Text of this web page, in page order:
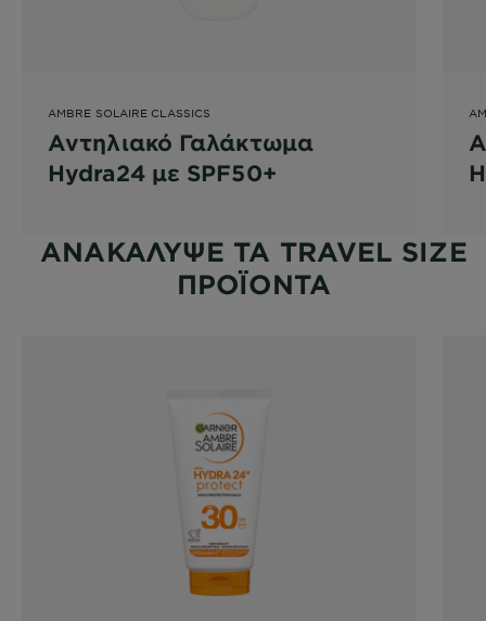
AMBRE SOLAIRE CLASSICS
Αντηλιακό Γαλάκτωμα
Hydra24 με SPF50+
ΑΝΑΚΑΛΥΨΕ TA TRAVEL SIZE
ΠΡΟΪΟΝΤΑ